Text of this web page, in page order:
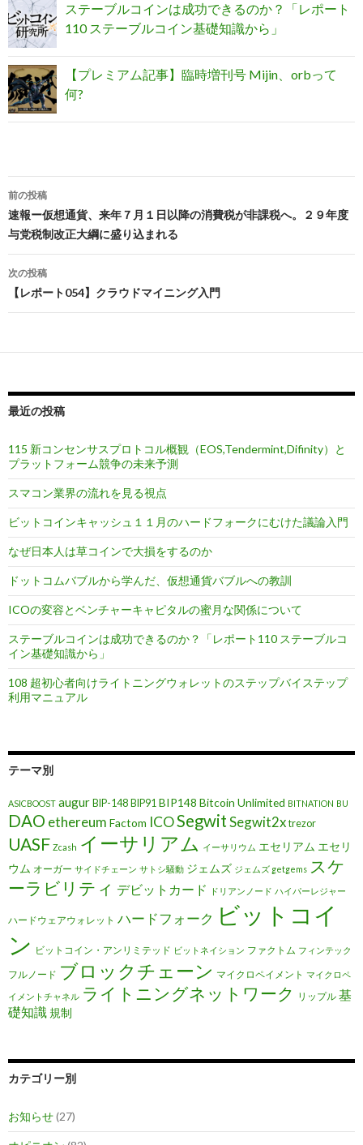
ステーブルコインは成功できるのか？「レポート
110 ステーブルコイン基礎知識から」
【プレミアム記事】臨時増刊号 Mijin、orbって
何?
投
稿
ナ
ビ
ー
シ
ョ
ン
前の投稿
速報ー仮想通貨、来年７月１日以降の消費税が非課税へ。２９年度
与党税制改正大綱に盛り込まれる
次の投稿
【レポート054】クラウドマイニング入門
最近の投稿
115 新コンセンサスプロトコル概観（EOS,Tendermint,Difinity）と
プラットフォーム競争の未来予測
スマコン業界の流れを見る視点
ビットコインキャッシュ１１月のハードフォークにむけた議論入門
なぜ日本人は草コインで大損をするのか
ドットコムバブルから学んだ、仮想通貨バブルへの教訓
ICOの変容とベンチャーキャピタルの蜜月な関係について
ステーブルコインは成功できるのか？「レポート110 ステーブルコ
イン基礎知識から」
108 超初心者向けライトニングウォレットのステップバイステップ
利用マニュアル
テーマ別
ASICBOOST augur BIP-148 BIP91 BIP148 Bitcoin Unlimited BITNATION BU
DAO ethereum Factom ICOSegwitSegwit2x trezor
UASF Zcash イーサリアム イーサリウム エセリアム エセリ
ウム オーガー サイドチェーン サトシ騒動 ジェムズ ジェムズ getgems スケ
ーラビリティ デビットカード ドリアンノード ハイパーレジャー
ハードウェアウォレット ハードフォーク ビットコイ
ン ビットコイン・アンリミテッド ビットネイション ファクトム フィンテック
フルノード ブロックチェーン マイクロペイメント マイクロペ
イメントチャネル ライトニングネットワーク リップル 基
礎知識規制
カテゴリー別
お知らせ(27)